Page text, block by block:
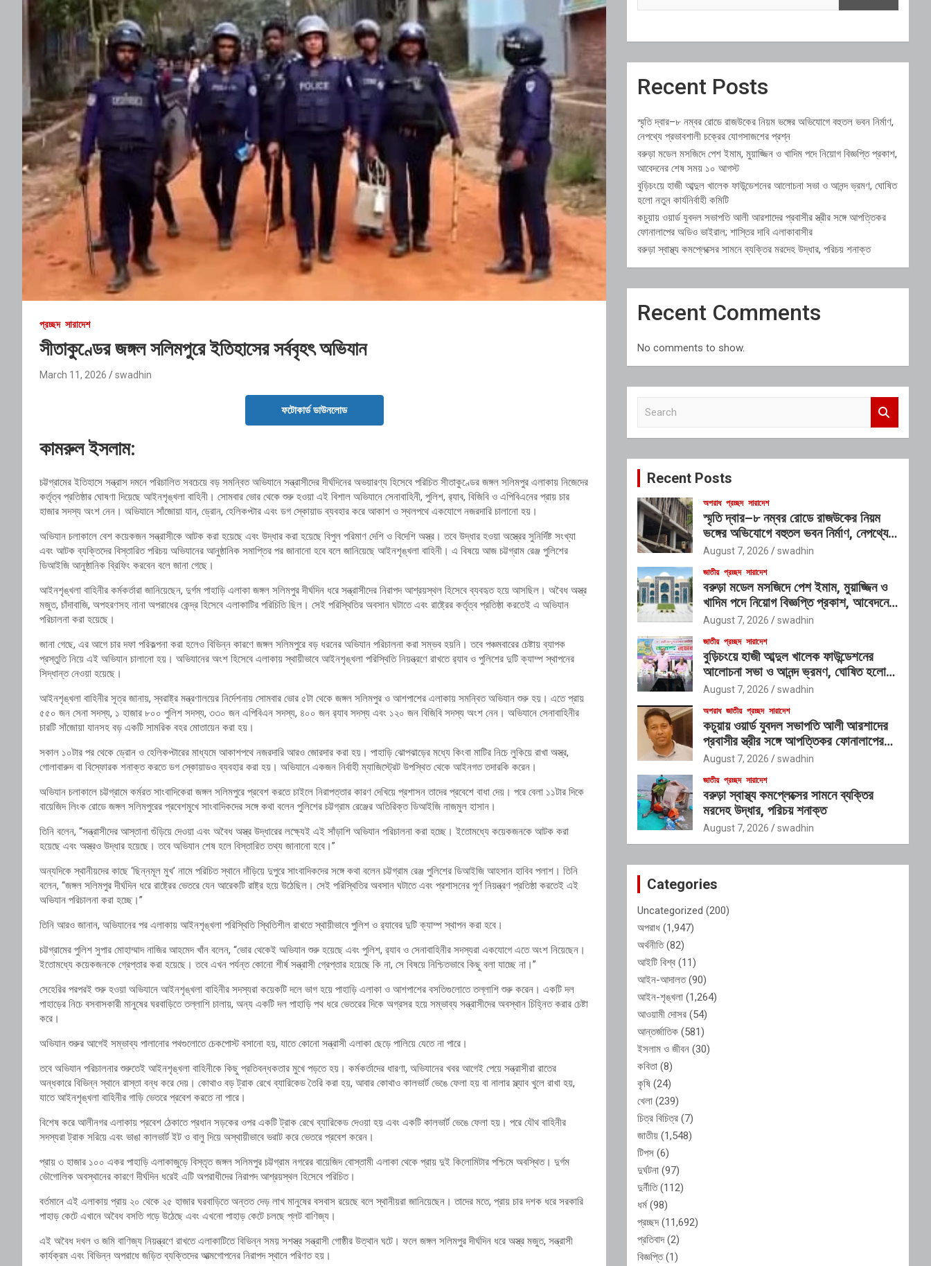
প্রচ্ছদ সারাদেশ
সীতাকুণ্ডের জঙ্গল সলিমপুরে ইতিহাসের সর্ববৃহৎ অভিযান
March 11, 2026 swadhin
ফটোকার্ড ডাউনলোড
কামরুল ইসলাম:
চট্টগ্রামের ইতিহাসে সন্ত্রাস দমনে পরিচালিত সবচেয়ে বড় সমন্বিত অভিযানে সন্ত্রাসীদের দীর্ঘদিনের অভয়ারণ্য হিসেবে পরিচিত সীতাকুণ্ডের জঙ্গল সলিমপুর এলাকায় নিজেদের
কর্তৃত্ব প্রতিষ্ঠার ঘোষণা দিয়েছে আইনশৃঙ্খলা বাহিনী। সোমবার ভোর থেকে শুরু হওয়া এই বিশাল অভিযানে সেনাবাহিনী, পুলিশ, র‌্যাব, বিজিবি ও এপিবিএনের প্রায় চার
হাজার সদস্য অংশ নেন। অভিযানে সাঁজোয়া যান, ড্রোন, হেলিকপ্টার এবং ডগ স্কোয়াড ব্যবহার করে আকাশ ও স্থলপথে একযোগে নজরদারি চালানো হয়।
অভিযান চলাকালে বেশ কয়েকজন সন্ত্রাসীকে আটক করা হয়েছে এবং উদ্ধার করা হয়েছে বিপুল পরিমাণ দেশি ও বিদেশি অস্ত্র। তবে উদ্ধার হওয়া অস্ত্রের সুনির্দিষ্ট সংখ্যা
এবং আটক ব্যক্তিদের বিস্তারিত পরিচয় অভিযানের আনুষ্ঠানিক সমাপ্তির পর জানানো হবে বলে জানিয়েছে আইনশৃঙ্খলা বাহিনী। এ বিষয়ে আজ চট্টগ্রাম রেঞ্জ পুলিশের
ডিআইজি আনুষ্ঠানিক ব্রিফিং করবেন বলে জানা গেছে।
আইনশৃঙ্খলা বাহিনীর কর্মকর্তারা জানিয়েছেন, দুর্গম পাহাড়ি এলাকা জঙ্গল সলিমপুর দীর্ঘদিন ধরে সন্ত্রাসীদের নিরাপদ আশ্রয়স্থল হিসেবে ব্যবহৃত হয়ে আসছিল। অবৈধ অস্ত্র
মজুত, চাঁদাবাজি, অপহরণসহ নানা অপরাধের কেন্দ্র হিসেবে এলাকাটির পরিচিতি ছিল। সেই পরিস্থিতির অবসান ঘটাতে এবং রাষ্ট্রের কর্তৃত্ব প্রতিষ্ঠা করতেই এ অভিযান
পরিচালনা করা হয়েছে।
জানা গেছে, এর আগে চার দফা পরিকল্পনা করা হলেও বিভিন্ন কারণে জঙ্গল সলিমপুরে বড় ধরনের অভিযান পরিচালনা করা সম্ভব হয়নি। তবে পঞ্চমবারের চেষ্টায় ব্যাপক
প্রস্তুতি নিয়ে এই অভিযান চালানো হয়। অভিযানের অংশ হিসেবে এলাকায় স্থায়ীভাবে আইনশৃঙ্খলা পরিস্থিতি নিয়ন্ত্রণে রাখতে র‌্যাব ও পুলিশের দুটি ক্যাম্প স্থাপনের
সিদ্ধান্ত নেওয়া হয়েছে।
আইনশৃঙ্খলা বাহিনীর সূত্র জানায়, স্বরাষ্ট্র মন্ত্রণালয়ের নির্দেশনায় সোমবার ভোর ৫টা থেকে জঙ্গল সলিমপুর ও আশপাশের এলাকায় সমন্বিত অভিযান শুরু হয়। এতে প্রায়
৫৫০ জন সেনা সদস্য, ১ হাজার ৮০০ পুলিশ সদস্য, ৩৩০ জন এপিবিএন সদস্য, ৪০০ জন র‌্যাব সদস্য এবং ১২০ জন বিজিবি সদস্য অংশ নেন। অভিযানে সেনাবাহিনীর
চারটি সাঁজোয়া যানসহ বড় একটি সামরিক বহর মোতায়েন করা হয়।
সকাল ১০টার পর থেকে ড্রোন ও হেলিকপ্টারের মাধ্যমে আকাশপথে নজরদারি আরও জোরদার করা হয়। পাহাড়ি ঝোপঝাড়ের মধ্যে কিংবা মাটির নিচে লুকিয়ে রাখা অস্ত্র,
গোলাবারুদ বা বিস্ফোরক শনাক্ত করতে ডগ স্কোয়াডও ব্যবহার করা হয়। অভিযানে একজন নির্বাহী ম্যাজিস্ট্রেট উপস্থিত থেকে আইনগত তদারকি করেন।
অভিযান চলাকালে চট্টগ্রামে কর্মরত সাংবাদিকেরা জঙ্গল সলিমপুরে প্রবেশ করতে চাইলে নিরাপত্তার কারণ দেখিয়ে প্রশাসন তাদের প্রবেশে বাধা দেয়। পরে বেলা ১১টার দিকে
বায়েজিদ লিংক রোডে জঙ্গল সলিমপুরের প্রবেশমুখে সাংবাদিকদের সঙ্গে কথা বলেন পুলিশের চট্টগ্রাম রেঞ্জের অতিরিক্ত ডিআইজি নাজমুল হাসান।
তিনি বলেন, “সন্ত্রাসীদের আস্তানা গুঁড়িয়ে দেওয়া এবং অবৈধ অস্ত্র উদ্ধারের লক্ষ্যেই এই সাঁড়াশি অভিযান পরিচালনা করা হচ্ছে। ইতোমধ্যে কয়েকজনকে আটক করা
হয়েছে এবং অস্ত্রও উদ্ধার হয়েছে। তবে অভিযান শেষ হলে বিস্তারিত তথ্য জানানো হবে।”
অন্যদিকে স্থানীয়দের কাছে ‘ছিন্নমূল মুখ’ নামে পরিচিত স্থানে দাঁড়িয়ে দুপুরে সাংবাদিকদের সঙ্গে কথা বলেন চট্টগ্রাম রেঞ্জ পুলিশের ডিআইজি আহসান হাবিব পলাশ। তিনি
বলেন, “জঙ্গল সলিমপুর দীর্ঘদিন ধরে রাষ্ট্রের ভেতরে যেন আরেকটি রাষ্ট্র হয়ে উঠেছিল। সেই পরিস্থিতির অবসান ঘটাতে এবং প্রশাসনের পূর্ণ নিয়ন্ত্রণ প্রতিষ্ঠা করতেই এই
অভিযান পরিচালনা করা হচ্ছে।”
তিনি আরও জানান, অভিযানের পর এলাকায় আইনশৃঙ্খলা পরিস্থিতি স্থিতিশীল রাখতে স্থায়ীভাবে পুলিশ ও র‌্যাবের দুটি ক্যাম্প স্থাপন করা হবে।
চট্টগ্রামের পুলিশ সুপার মোহাম্মাদ নাজির আহমেদ খাঁন বলেন, “ভোর থেকেই অভিযান শুরু হয়েছে এবং পুলিশ, র‌্যাব ও সেনাবাহিনীর সদস্যরা একযোগে এতে অংশ নিয়েছেন।
ইতোমধ্যে কয়েকজনকে গ্রেপ্তার করা হয়েছে। তবে এখন পর্যন্ত কোনো শীর্ষ সন্ত্রাসী গ্রেপ্তার হয়েছে কি না, সে বিষয়ে নিশ্চিতভাবে কিছু বলা যাচ্ছে না।”
সেহেরির পরপরই শুরু হওয়া অভিযানে আইনশৃঙ্খলা বাহিনীর সদস্যরা কয়েকটি দলে ভাগ হয়ে পাহাড়ি এলাকা ও আশপাশের বসতিগুলোতে তল্লাশি শুরু করেন। একটি দল
পাহাড়ের নিচে বসবাসকারী মানুষের ঘরবাড়িতে তল্লাশি চালায়, অন্য একটি দল পাহাড়ি পথ ধরে ভেতরের দিকে অগ্রসর হয়ে সম্ভাব্য সন্ত্রাসীদের অবস্থান চিহ্নিত করার চেষ্টা
করে।
অভিযান শুরুর আগেই সম্ভাব্য পালানোর পথগুলোতে চেকপোস্ট বসানো হয়, যাতে কোনো সন্ত্রাসী এলাকা ছেড়ে পালিয়ে যেতে না পারে।
তবে অভিযান পরিচালনার শুরুতেই আইনশৃঙ্খলা বাহিনীকে কিছু প্রতিবন্ধকতার মুখে পড়তে হয়। কর্মকর্তাদের ধারণা, অভিযানের খবর আগেই পেয়ে সন্ত্রাসীরা রাতের
অন্ধকারে বিভিন্ন স্থানে রাস্তা বন্ধ করে দেয়। কোথাও বড় ট্রাক রেখে ব্যারিকেড তৈরি করা হয়, আবার কোথাও কালভার্ট ভেঙে ফেলা হয় বা নালার স্ল্যাব খুলে রাখা হয়,
যাতে আইনশৃঙ্খলা বাহিনীর গাড়ি ভেতরে প্রবেশ করতে না পারে।
বিশেষ করে আলীনগর এলাকায় প্রবেশ ঠেকাতে প্রধান সড়কের ওপর একটি ট্রাক রেখে ব্যারিকেড দেওয়া হয় এবং একটি কালভার্ট ভেঙে ফেলা হয়। পরে যৌথ বাহিনীর
সদস্যরা ট্রাক সরিয়ে এবং ভাঙা কালভার্ট ইট ও বালু দিয়ে অস্থায়ীভাবে ভরাট করে ভেতরে প্রবেশ করেন।
প্রায় ৩ হাজার ১০০ একর পাহাড়ি এলাকাজুড়ে বিস্তৃত জঙ্গল সলিমপুর চট্টগ্রাম নগরের বায়েজিদ বোস্তামী এলাকা থেকে প্রায় দুই কিলোমিটার পশ্চিমে অবস্থিত। দুর্গম
ভৌগোলিক অবস্থানের কারণে দীর্ঘদিন ধরেই এটি অপরাধীদের নিরাপদ আশ্রয়স্থল হিসেবে পরিচিত।
বর্তমানে এই এলাকায় প্রায় ২০ থেকে ২৫ হাজার ঘরবাড়িতে অন্তত দেড় লাখ মানুষের বসবাস রয়েছে বলে স্থানীয়রা জানিয়েছেন। তাদের মতে, প্রায় চার দশক ধরে সরকারি
পাহাড় কেটে এখানে অবৈধ বসতি গড়ে উঠেছে এবং এখনো পাহাড় কেটে চলছে প্লট বাণিজ্য।
এই অবৈধ দখল ও জমি বাণিজ্য নিয়ন্ত্রণে রাখতে এলাকাটিতে বিভিন্ন সময় সশস্ত্র সন্ত্রাসী গোষ্ঠীর উত্থান ঘটে। ফলে জঙ্গল সলিমপুর দীর্ঘদিন ধরে অস্ত্র মজুত, সন্ত্রাসী
কার্যক্রম এবং বিভিন্ন অপরাধে জড়িত ব্যক্তিদের আত্মগোপনের নিরাপদ স্থানে পরিণত হয়।
Recent Posts
স্মৃতি দ্বার–৮ নম্বর রোডে রাজউকের নিয়ম ভঙ্গের অভিযোগে বহুতল ভবন নির্মাণ,
নেপথ্যে প্রভাবশালী চক্রের যোগসাজশের প্রশ্ন
বরুড়া মডেল মসজিদে পেশ ইমাম, মুয়াজ্জিন ও খাদিম পদে নিয়োগ বিজ্ঞপ্তি প্রকাশ,
আবেদনের শেষ সময় ১০ আগস্ট
বুড়িচংয়ে হাজী আব্দুল খালেক ফাউন্ডেশনের আলোচনা সভা ও আনন্দ ভ্রমণ, ঘোষিত
হলো নতুন কার্যনির্বাহী কমিটি
কচুয়ায় ওয়ার্ড যুবদল সভাপতি আলী আরশাদের প্রবাসীর স্ত্রীর সঙ্গে আপত্তিকর
ফোনালাপের অডিও ভাইরাল; শাস্তির দাবি এলাকাবাসীর
বরুড়া স্বাস্থ্য কমপ্লেক্সের সামনে ব্যক্তির মরদেহ উদ্ধার, পরিচয় শনাক্ত
Recent Comments
No comments to show.
c
Recent Posts
অপরাধ প্রচ্ছদ সারাদেশ
স্মৃতি দ্বার–৮ নম্বর রোডে রাজউকের নিয়ম
ভঙ্গের অভিযোগে বহুতল ভবন নির্মাণ, নেপথ্যে
প্রভাবশালী চক্রের যোগসাজশের প্রশ্ন
August 7, 2026 swadhin
জাতীয় প্রচ্ছদ সারাদেশ
বরুড়া মডেল মসজিদে পেশ ইমাম, মুয়াজ্জিন ও
খাদিম পদে নিয়োগ বিজ্ঞপ্তি প্রকাশ, আবেদনের
শেষ সময় ১০ আগস্ট
August 7, 2026 swadhin
জাতীয় প্রচ্ছদ সারাদেশ
বুড়িচংয়ে হাজী আব্দুল খালেক ফাউন্ডেশনের
আলোচনা সভা ও আনন্দ ভ্রমণ, ঘোষিত হলো
নতুন কার্যনির্বাহী কমিটি
August 7, 2026 swadhin
অপরাধ জাতীয় প্রচ্ছদ সারাদেশ
কচুয়ায় ওয়ার্ড যুবদল সভাপতি আলী আরশাদের
প্রবাসীর স্ত্রীর সঙ্গে আপত্তিকর ফোনালাপের
অডিও ভাইরাল; শাস্তির দাবি এলাকাবাসীর
August 7, 2026 swadhin
জাতীয় প্রচ্ছদ সারাদেশ
বরুড়া স্বাস্থ্য কমপ্লেক্সের সামনে ব্যক্তির
মরদেহ উদ্ধার, পরিচয় শনাক্ত
August 7, 2026 swadhin
Categories
Uncategorized (200)
অপরাধ (1,947)
অর্থনীতি(82)
আইটি বিশ্ব (11)
আইন-আদালত(90)
আইন-শৃঙ্খলা (1,264)
আওয়ামী দোসর (54)
আন্তর্জাতিক (581)
ইসলাম ও জীবন (30)
কবিতা (8)
কৃষি (24)
খেলা (239)
চিত্র বিচিত্র (7)
জাতীয় (1,548)
টিপস (6)
দুর্ঘটনা (97)
দুর্নীতি(112)
ধর্ম(98)
প্রচ্ছদ(11,692)
প্রতিবাদ(2)
বিজ্ঞপ্তি(1)